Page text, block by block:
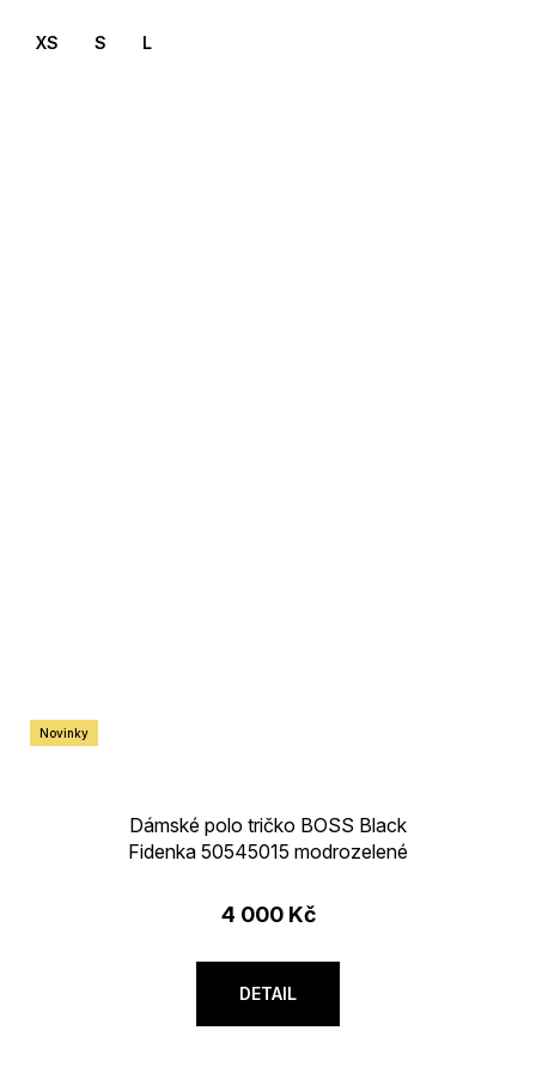
Novinky
Dámské polo tričko BOSS Black
Fidenka 50545015 modrozelené
4 000 Kč
DETAIL
XS S L